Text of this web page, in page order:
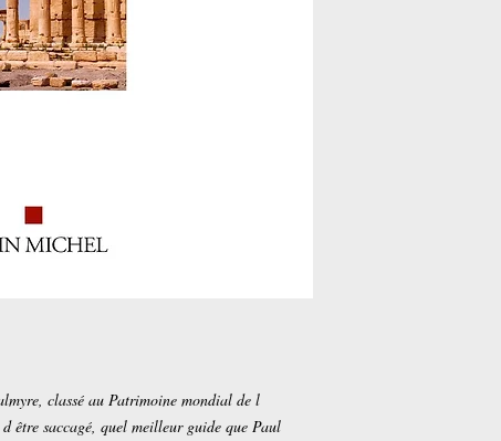
classé au Patrimoine mondial de l
être saccagé, quel meilleur guide que Paul